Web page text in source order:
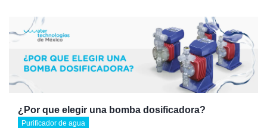
¿Por que elegir una bomba dosificadora?
Purificador de agua